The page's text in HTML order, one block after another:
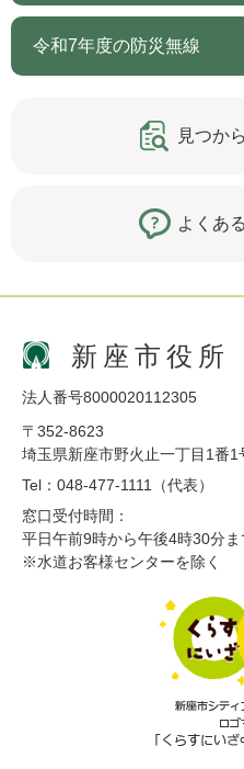
令和7年度の防災無線
見つか
よくあ
新座市役所
法人番号8000020112305
〒352-8623
埼玉県新座市野火止一丁目1番1
Tel：048-477-1111（代表）
窓口受付時間：
平日午前9時から午後4時30分ま
※水道お客様センターを除く